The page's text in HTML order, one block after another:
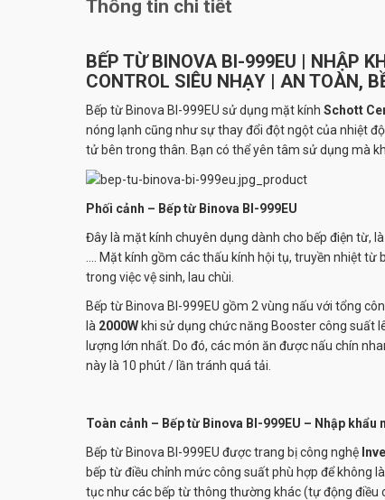
Thông tin chi tiết
BẾP TỪ BINOVA BI-999EU | NHẬP
CONTROL SIÊU NHẠY | AN TOÀN,
Bếp từ Binova BI-999EU sử dụng mặt kính Schott
nóng lạnh cũng như sự thay đổi đột ngột của nhiệt
tử bên trong thân. Bạn có thể yên tâm sử dụng mà
Phối cảnh – Bếp từ Binova BI-999EU
Đây là mặt kính chuyên dụng dành cho bếp điện từ,
…. Mặt kính gồm các thấu kính hội tụ, truyền nhiệt
trong việc vệ sinh, lau chùi.
Bếp từ Binova BI-999EU gồm 2 vùng nấu với tổng
là 2000W khi sử dụng chức năng Booster công suất
lượng lớn nhất. Do đó, các món ăn được nấu chín
này là 10 phút / lần tránh quá tải.
Toàn cảnh – Bếp từ Binova BI-999EU – Nhập
Bếp từ Binova BI-999EU được trang bị công nghệ
bếp từ điều chỉnh mức công suất phù hợp để không
tục như các bếp từ thông thường khác (tự động điều